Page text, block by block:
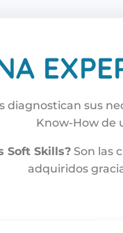
diagnostican sus
Know-How de
Soft Skills?Son las
adquiridos